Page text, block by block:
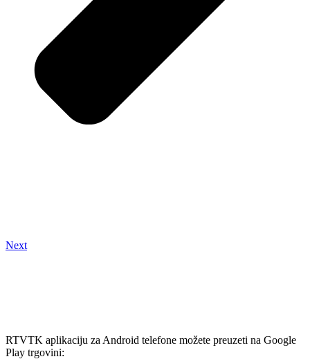
Next
RTVTK aplikaciju za Android telefone možete preuzeti na Google
Play trgovini: